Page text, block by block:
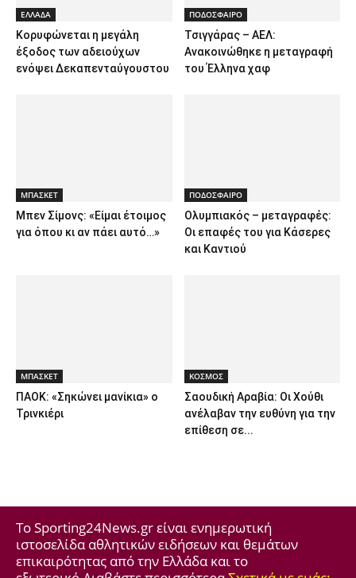
ΕΛΛΑΔΑ
Κορυφώνεται η μεγάλη
έξοδος των αδειούχων
ενόψει Δεκαπενταύγουστου
ΠΟΔΟΣΦΑΙΡΟ
Τσιγγάρας – ΑΕΛ:
Ανακοινώθηκε η μεταγραφή
του Έλληνα χαφ
ΜΠΑΣΚΕΤ
Μπεν Σίμονς: «Είμαι έτοιμος
για όπου κι αν πάει αυτό…»
ΠΟΔΟΣΦΑΙΡΟ
Ολυμπιακός – μεταγραφές:
Οι επαφές του για Κάσερες
και Καντιού
ΜΠΑΣΚΕΤ
ΠΑΟΚ: «Σηκώνει μανίκια» ο
Τρινκιέρι
ΚΟΣΜΟΣ
Σαουδική Αραβία: Οι Χούθι
ανέλαβαν την ευθύνη για την
επίθεση σε...
Το Sporting24News.gr είναι ενημερωτική
ιστοσελίδα αθλητικών ειδήσεων και θεμάτων
επικαιρότητας από την Ελλάδα και το